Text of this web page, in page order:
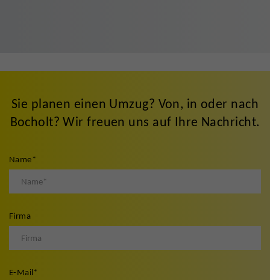
Sie planen einen Umzug? Von, in oder nach
Bocholt? Wir freuen uns auf Ihre Nachricht.
Name*
Firma
E-Mail*